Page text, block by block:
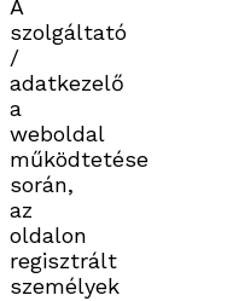
A
szolgáltató
/
adatkezelő
a
weboldal
működtetése
során,
az
oldalon
regisztrált
személyek